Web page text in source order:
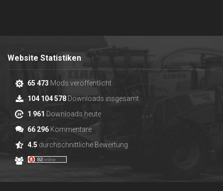
Website Statistiken
65 473 Mods veröffentlicht
104 104 578 Downloads insgesamt
1 961 Downloads heute
66 296 Kommentare
4.5 durchschnittliche Bewertung